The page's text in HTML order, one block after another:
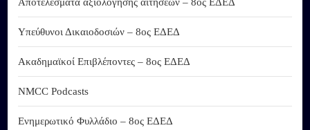
Υπεύθυνοι Δικαιοδοσιών – 8ος ΕΔΕΔ
Ακαδημαϊκοί Επιβλέποντες – 8ος ΕΔΕΔ
NMCC Podcasts
Ενημερωτικό Φυλλάδιο – 8ος ΕΔΕΔ